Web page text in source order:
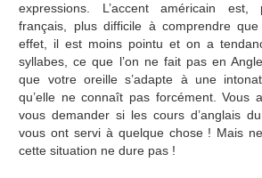
expressions. L’accent américain
français, plus difficile à comprendre que
effet, il est moins pointu et on a
syllabes, ce que l’on ne fait pas en
que votre oreille s’adapte à une
qu’elle ne connaît pas forcément. Vous
vous demander si les cours d’anglais
vous ont servi à quelque chose ! Mais
cette situation ne dure pas !